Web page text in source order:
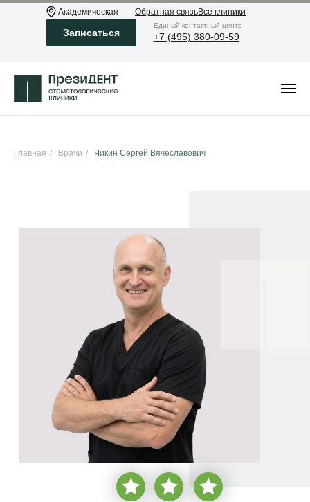
Обратная связьВсе клиники
Eдиный контактный центр
+7 (495) 380-09-59
Академическая
Записаться
Главная / Врачи / Чикин Сергей Вячеславович
Чикин Сергей Вячеславович
врачебный стаж с 1998 года
2 850 пациентов
Врач стоматолог-ортопед